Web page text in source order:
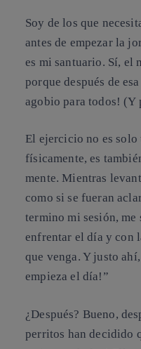
Soy de los que
antes de empezar la
es mi santuario. Sí, el
porque después de
agobio para todos! (Y
El ejercicio no es solo
físicamente, es
mente. Mientras
como si se fueran
termino mi sesión,
enfrentar el día y con
que venga. Y justo
empieza el día!”
¿Después? Bueno,
perritos han decidido